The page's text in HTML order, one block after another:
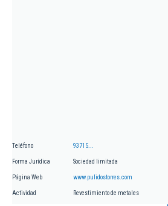
Teléfono 93715...
Forma Jurídica Sociedad limitada
Página Web www.pulidostorres.com
Actividad Revestimiento de metales